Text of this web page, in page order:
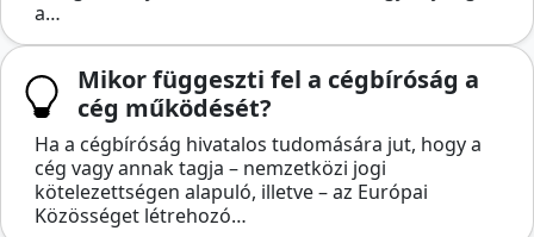
a…
Mikor függeszti fel a cégbíróság a
cég működését?
Ha a cégbíróság hivatalos tudomására jut, hogy a
cég vagy annak tagja – nemzetközi jogi
kötelezettségen alapuló, illetve – az Európai
Közösséget létrehozó…